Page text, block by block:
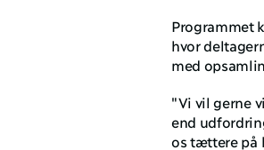
Programmet
hvor
med
"Vi vil gerne
end
os tættere på